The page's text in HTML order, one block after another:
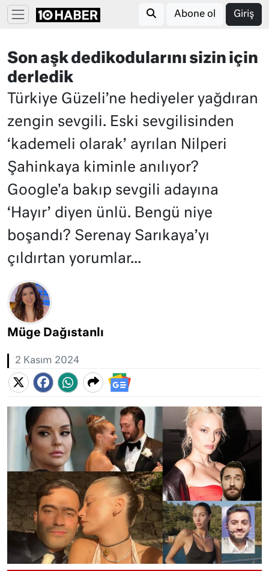
Abone ol Giriş
Son aşk dedikodularını sizin için
derledik
Türkiye Güzeli’ne hediyeler yağdıran
zengin sevgili. Eski sevgilisinden
‘kademeli olarak’ ayrılan Nilperi
Şahinkaya kiminle anılıyor?
Google'a bakıp sevgili adayına
‘Hayır’ diyen ünlü. Bengü niye
boşandı? Serenay Sarıkaya’yı
çıldırtan yorumlar...
Müge Dağıstanlı
2 Kasım 2024